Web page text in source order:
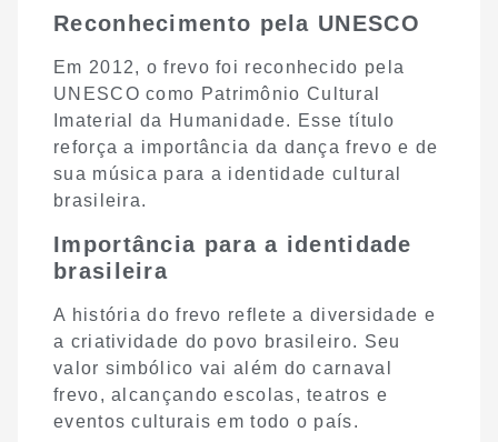
Reconhecimento pela UNESCO
Em 2012, o frevo foi reconhecido pela
UNESCO como Patrimônio Cultural
Imaterial da Humanidade. Esse título
reforça a importância da dança frevo e de
sua música para a identidade cultural
brasileira.
Importância para a identidade
brasileira
A história do frevo reflete a diversidade e
a criatividade do povo brasileiro. Seu
valor simbólico vai além do carnaval
frevo, alcançando escolas, teatros e
eventos culturais em todo o país.